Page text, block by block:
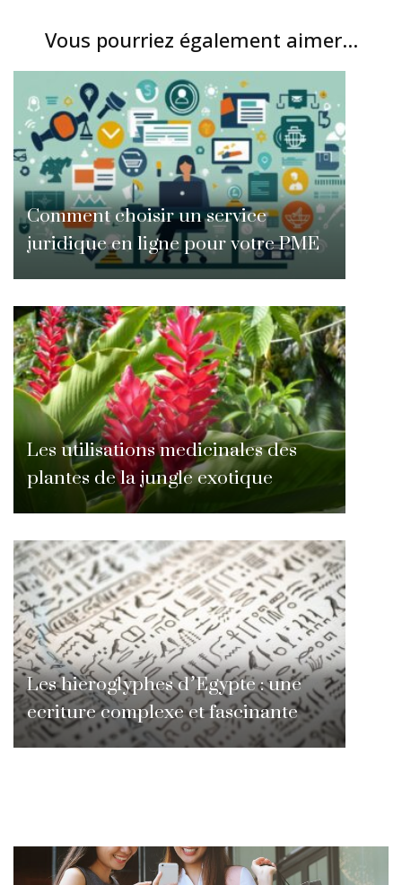
Vous pourriez également aimer...
Comment choisir un service
juridique en ligne pour votre PME
Les utilisations medicinales des
plantes de la jungle exotique
Les hieroglyphes d’Egypte : une
ecriture complexe et fascinante